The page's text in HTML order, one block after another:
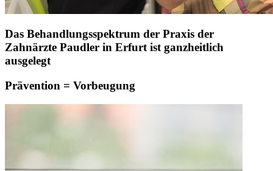
Das Behandlungsspektrum der Praxis der
Zahnärzte Paudler in Erfurt ist ganzheitlich
ausgelegt
Prävention = Vorbeugung